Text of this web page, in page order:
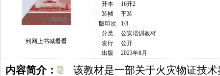
到网上书城看看
开本
16开2
装帧
平装
版印次
1/3
分类
公安培训教材
发行
公开
出版
2023年8月
内容简介：
该教材是一部关于火灾物证技